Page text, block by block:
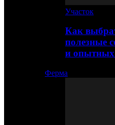
Участок
Как
полезные
и
Ферма